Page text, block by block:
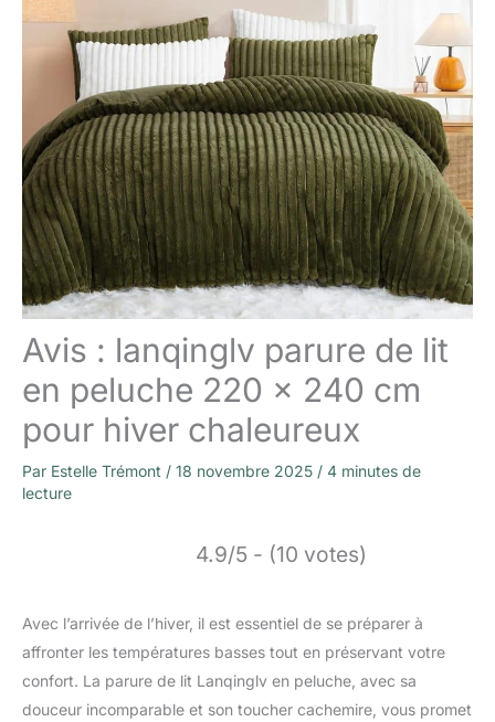
Avis : lanqinglv parure de lit
en peluche 220 x 240 cm
pour hiver chaleureux
Par Estelle Trémont / 18 novembre 2025 / 4 minutes de
lecture
4.9/5 - (10 votes)
Avec l’arrivée de l’hiver, il est essentiel de se préparer à
affronter les températures basses tout en préservant votre
confort. La parure de lit Lanqinglv en peluche, avec sa
douceur incomparable et son toucher cachemire, vous promet